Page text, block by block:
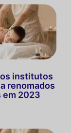
institutos
renomados
em 2023